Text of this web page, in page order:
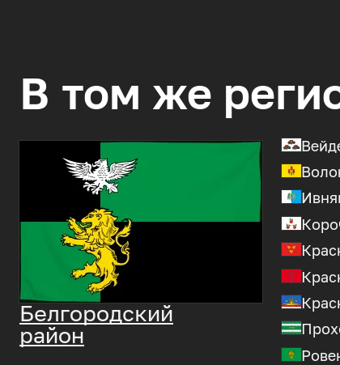
В том же
Белгородский
район